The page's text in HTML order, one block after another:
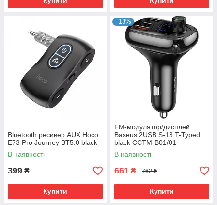
Bluetooth ресивер AUX Hoco
E73 Pro Journey BT5.0 black
В наявності
399 ₴
Купити
–13%
FM-модулятор/дисплей
Baseus 2USB S-13 T-Typed
black CCTM-B01/01
(CCMT000101)
В наявності
661 ₴ 762 ₴
Купити